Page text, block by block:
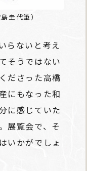
圭代筆）
らないと考え
そうではない
ださった高橋
にもなった和
に感じていた
展覧会で、そ
いかがでしょ